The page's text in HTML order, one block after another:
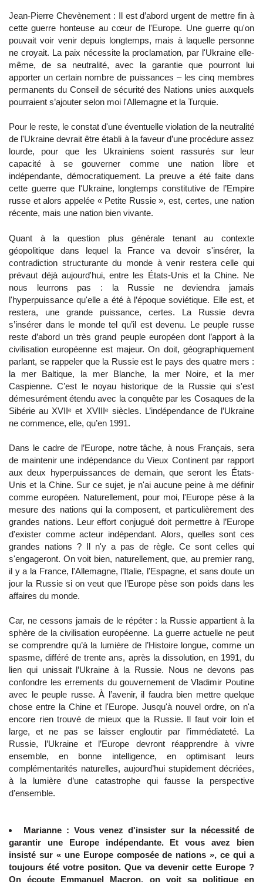
Jean-Pierre Chevènement : Il est d’abord urgent de mettre fin à
cette guerre honteuse au cœur de l'Europe. Une guerre qu'on
pouvait voir venir depuis longtemps, mais à laquelle personne
ne croyait. La paix nécessite la proclamation, par l'Ukraine elle-
même, de sa neutralité, avec la garantie que pourront lui
apporter un certain nombre de puissances – les cinq membres
permanents du Conseil de sécurité des Nations unies auxquels
pourraient s’ajouter selon moi l'Allemagne et la Turquie.
Pour le reste, le constat d'une éventuelle violation de la neutralité
de l'Ukraine devrait être établi à la faveur d’une procédure assez
lourde, pour que les Ukrainiens soient rassurés sur leur
capacité à se gouverner comme une nation libre et
indépendante, démocratiquement. La preuve a été faite dans
cette guerre que l'Ukraine, longtemps constitutive de l’Empire
russe et alors appelée « Petite Russie », est, certes, une nation
récente, mais une nation bien vivante.
Quant à la question plus générale tenant au contexte
géopolitique dans lequel la France va devoir s'insérer, la
contradiction structurante du monde à venir restera celle qui
prévaut déjà aujourd'hui, entre les États-Unis et la Chine. Ne
nous leurrons pas : la Russie ne deviendra jamais
l'hyperpuissance qu'elle a été à l’époque soviétique. Elle est, et
restera, une grande puissance, certes. La Russie devra
s’insérer dans le monde tel qu’il est devenu. Le peuple russe
reste d’abord un très grand peuple européen dont l’apport à la
civilisation européenne est majeur. On doit, géographiquement
parlant, se rappeler que la Russie est le pays des quatre mers :
la mer Baltique, la mer Blanche, la mer Noire, et la mer
Caspienne. C’est le noyau historique de la Russie qui s'est
démesurément étendu avec la conquête par les Cosaques de la
Sibérie au XVIIᵉ et XVIIIᵉ siècles. L’indépendance de l’Ukraine
ne commence, elle, qu’en 1991.
Dans le cadre de l’Europe, notre tâche, à nous Français, sera
de maintenir une indépendance du Vieux Continent par rapport
aux deux hyperpuissances de demain, que seront les États-
Unis et la Chine. Sur ce sujet, je n'ai aucune peine à me définir
comme européen. Naturellement, pour moi, l'Europe pèse à la
mesure des nations qui la composent, et particulièrement des
grandes nations. Leur effort conjugué doit permettre à l’Europe
d'exister comme acteur indépendant. Alors, quelles sont ces
grandes nations ? Il n'y a pas de règle. Ce sont celles qui
s'engageront. On voit bien, naturellement, que, au premier rang,
il y a la France, l'Allemagne, l’Italie, l’Espagne, et sans doute un
jour la Russie si on veut que l’Europe pèse son poids dans les
affaires du monde.
Car, ne cessons jamais de le répéter : la Russie appartient à la
sphère de la civilisation européenne. La guerre actuelle ne peut
se comprendre qu’à la lumière de l’Histoire longue, comme un
spasme, différé de trente ans, après la dissolution, en 1991, du
lien qui unissait l’Ukraine à la Russie. Nous ne devons pas
confondre les errements du gouvernement de Vladimir Poutine
avec le peuple russe. À l’avenir, il faudra bien mettre quelque
chose entre la Chine et l'Europe. Jusqu'à nouvel ordre, on n'a
encore rien trouvé de mieux que la Russie. Il faut voir loin et
large, et ne pas se laisser engloutir par l’immédiateté. La
Russie, l’Ukraine et l’Europe devront réapprendre à vivre
ensemble, en bonne intelligence, en optimisant leurs
complémentarités naturelles, aujourd’hui stupidement décriées,
à la lumière d’une catastrophe qui fausse la perspective
d’ensemble.
Marianne : Vous venez d'insister sur la nécessité de
garantir une Europe indépendante. Et vous avez bien
insisté sur « une Europe composée de nations », ce qui a
toujours été votre positon. Que va devenir cette Europe ?
On écoute Emmanuel Macron, on voit sa politique en